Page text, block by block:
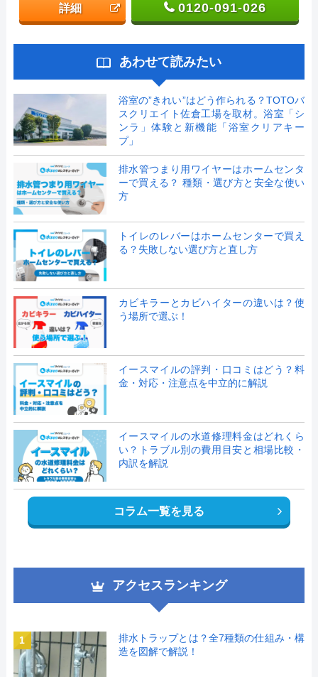
詳細 0120-091-026
あわせて読みたい
浴室の”きれい”はどう作られる？TOTOバ
スクリエイト佐倉工場を取材。浴室「シ
ンラ」体験と新機能「浴室クリアキー
プ」
排水管つまり用ワイヤーはホームセンタ
ーで買える？ 種類・選び方と安全な使い
方
トイレのレバーはホームセンターで買え
る？失敗しない選び方と直し方
カビキラーとカビハイターの違いは？使
う場所で選ぶ！
イースマイルの評判・口コミはどう？料
金・対応・注意点を中立的に解説
イースマイルの水道修理料金はどれくら
い？トラブル別の費用目安と相場比較・
内訳を解説
コラム一覧を見る
アクセスランキング
1
排水トラップとは？全7種類の仕組み・構
造を図解で解説！